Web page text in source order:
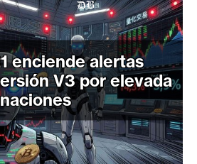
enciende alertas
V3 por elevada